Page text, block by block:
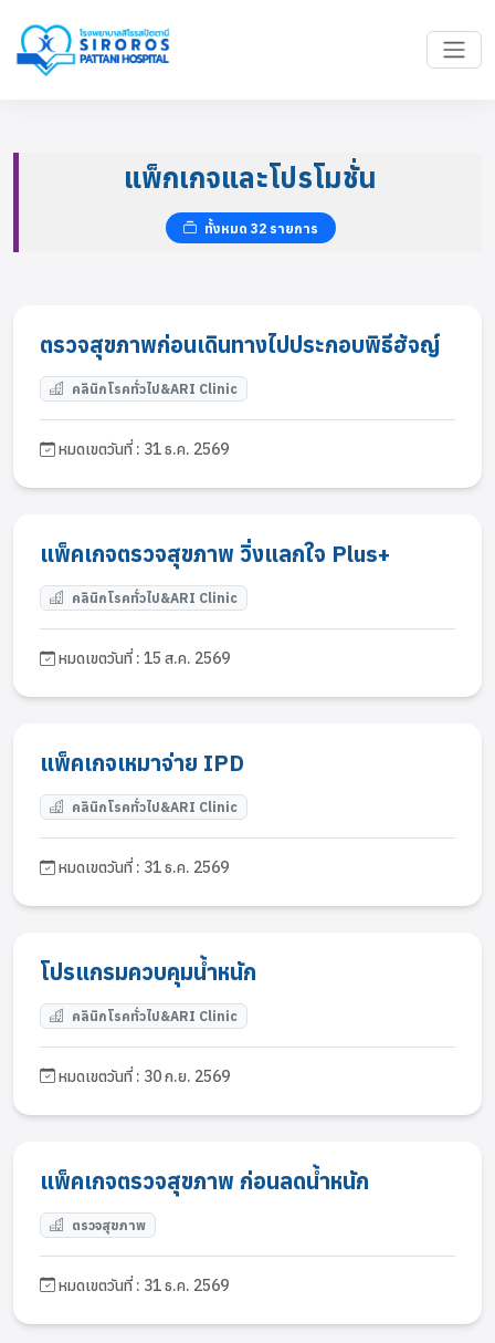
แพ็กเกจและโปรโมชั่น
ทั้งหมด 32 รายการ
ตรวจสุขภาพก่อนเดินทางไปประกอบพิธีฮัจญ์
คลินิกโรคทั่วไป&ARI Clinic
หมดเขตวันที่ : 31 ธ.ค. 2569
แพ็คเกจตรวจสุขภาพ วิ่งแลกใจ Plus+
คลินิกโรคทั่วไป&ARI Clinic
หมดเขตวันที่ : 15 ส.ค. 2569
แพ็คเกจเหมาจ่าย IPD
คลินิกโรคทั่วไป&ARI Clinic
หมดเขตวันที่ : 31 ธ.ค. 2569
โปรแกรมควบคุมน้ำหนัก
คลินิกโรคทั่วไป&ARI Clinic
หมดเขตวันที่ : 30 ก.ย. 2569
แพ็คเกจตรวจสุขภาพ ก่อนลดน้ำหนัก
ตรวจสุขภาพ
หมดเขตวันที่ : 31 ธ.ค. 2569